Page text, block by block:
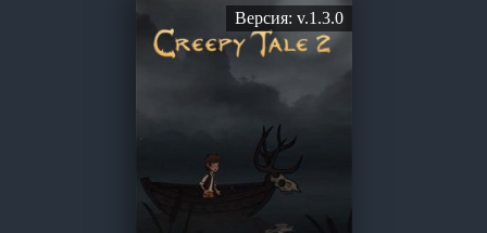
Версия: v.1.3.0